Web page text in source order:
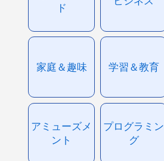
ド
家庭＆趣味 学習＆教育
アミューズメ
ント
プログラミン
グ